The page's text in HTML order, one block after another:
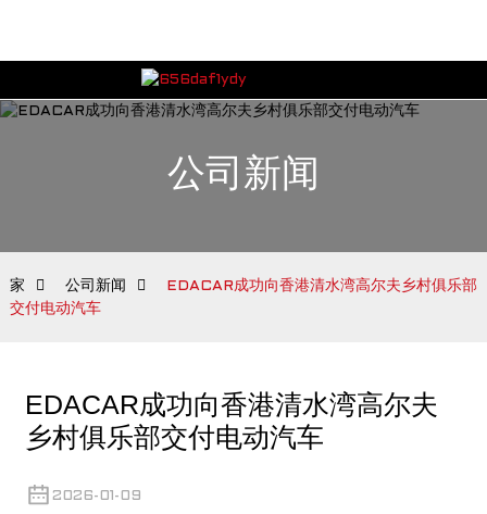
公司新闻
家 公司新闻
EDACAR成功向香港清水湾高尔夫乡村俱乐部
交付电动汽车
EDACAR成功向香港清水湾高尔夫
乡村俱乐部交付电动汽车
2026-01-09